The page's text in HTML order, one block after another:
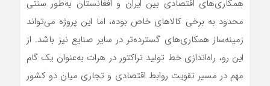
همکاری‌های اقتصادی بین ایران و افغانستان به‌طور سنتی
محدود به برخی کالاهای خاص بوده، اما این پروژه می‌تواند
زمینه‌ساز همکاری‌های گسترده‌تر در سایر صنایع نیز باشد. از
این رو، راه‌اندازی خط تولید تراکتور در هرات به‌عنوان یک گام
مهم در مسیر تقویت روابط اقتصادی و تجاری میان دو کشور